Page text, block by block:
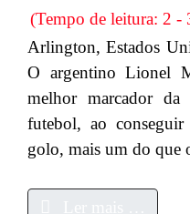
(Tempo de leitura: 2 -
Arlington, Estados
O argentino Lionel
melhor marcador
futebol, ao
golo, mais um do que